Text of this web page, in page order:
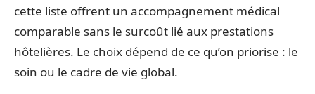
cette liste offrent un accompagnement médical
comparable sans le surcoût lié aux prestations
hôtelières. Le choix dépend de ce qu’on priorise : le
soin ou le cadre de vie global.